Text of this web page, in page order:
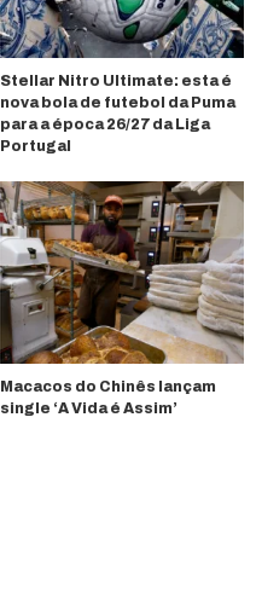
Stellar Nitro Ultimate: esta é
nova bola de futebol da Puma
para a época 26/27 da Liga
Portugal
Macacos do Chinês lançam
single ‘A Vida é Assim’